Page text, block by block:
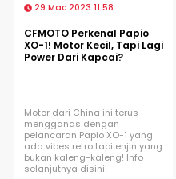
29 Mac 2023 11:58
CFMOTO Perkenal Papio
XO-1! Motor Kecil, Tapi Lagi
Power Dari Kapcai?
Motor dari China ini terus
mengganas dengan
pelancaran Papio XO-1 yang
ada vibes retro tapi enjin yang
bukan kaleng-kaleng! Info
selanjutnya disini!